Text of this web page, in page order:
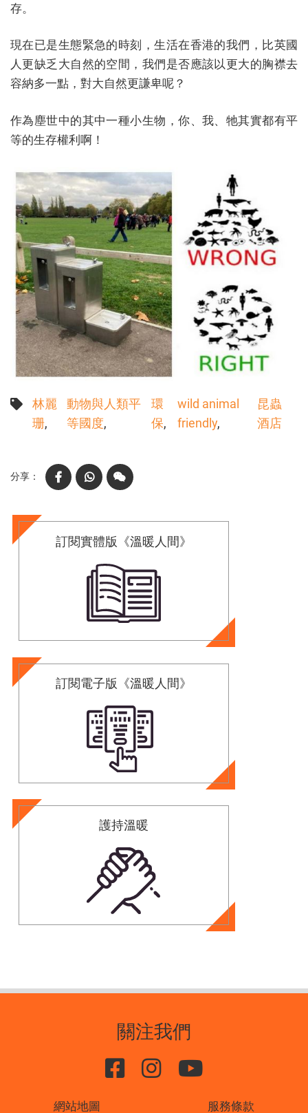
存。
現在已是生態緊急的時刻，生活在香港的我們，比英國
人更缺乏大自然的空間，我們是否應該以更大的胸襟去
容納多一點，對大自然更謙卑呢？
作為塵世中的其中一種小生物，你、我、牠其實都有平
等的生存權利啊！
林麗
珊
動物與人類平
等國度
環
保
wild animal
friendly
昆蟲
酒店
FacebookWhatsAppWeChat
訂閱實體版《溫暖人間》
訂閱電子版《溫暖人間》
護持溫暖
關注我們
網站地圖 服務條款